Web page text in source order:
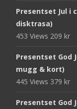
Presentset Jul i
disktrasa)
453 Views 209 kr
Presentset God
mugg & kort)
445 Views 379 kr
Presentset God